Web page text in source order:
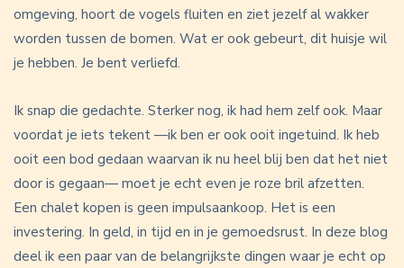
omgeving, hoort de vogels fluiten en ziet jezelf al wakker
worden tussen de bomen. Wat er ook gebeurt, dit huisje wil
je hebben. Je bent verliefd.
Ik snap die gedachte. Sterker nog, ik had hem zelf ook. Maar
voordat je iets tekent —ik ben er ook ooit ingetuind. Ik heb
ooit een bod gedaan waarvan ik nu heel blij ben dat het niet
door is gegaan— moet je echt even je roze bril afzetten.
Een chalet kopen is geen impulsaankoop. Het is een
investering. In geld, in tijd en in je gemoedsrust. In deze blog
deel ik een paar van de belangrijkste dingen waar je echt op